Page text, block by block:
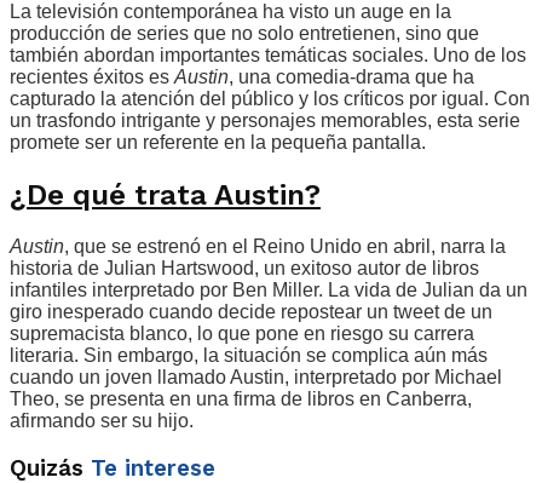
La televisión contemporánea ha visto un auge en la
producción de series que no solo entretienen, sino que
también abordan importantes temáticas sociales. Uno de los
recientes éxitos es Austin, una comedia-drama que ha
capturado la atención del público y los críticos por igual. Con
un trasfondo intrigante y personajes memorables, esta serie
promete ser un referente en la pequeña pantalla.
¿De qué trata Austin?
Austin, que se estrenó en el Reino Unido en abril, narra la
historia de Julian Hartswood, un exitoso autor de libros
infantiles interpretado por Ben Miller. La vida de Julian da un
giro inesperado cuando decide repostear un tweet de un
supremacista blanco, lo que pone en riesgo su carrera
literaria. Sin embargo, la situación se complica aún más
cuando un joven llamado Austin, interpretado por Michael
Theo, se presenta en una firma de libros en Canberra,
afirmando ser su hijo.
Quizás Te interese